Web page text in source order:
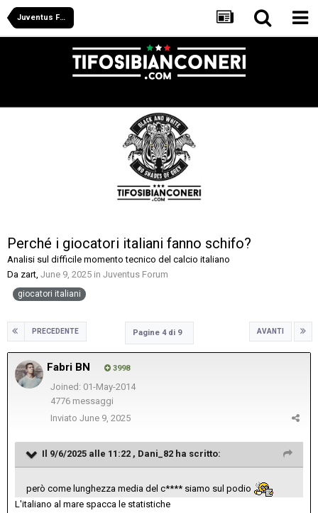
Juventus Forum
Perché i giocatori italiani fanno schifo?
Analisi sul difficile momento tecnico del calcio italiano
Da zart, June 9, 2025 in Juventus Forum
giocatori italiani
PRECEDENTE AVANTI
Pagine 4 di 9
Fabri BN 3998
Joined: 01-May-2014
4776 messaggi
Inviato June 9, 2025
Il 9/6/2025 alle 11:22 , Dani_82 ha scritto:
però come lunghezza media del c**** siamo sul podio
L'italiano al mare spacca le statistiche